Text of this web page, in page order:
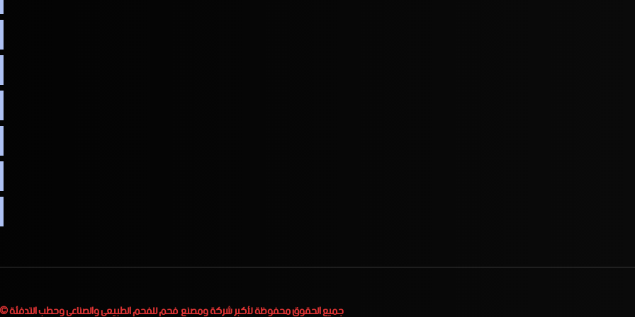
جميع الحقوق محفوظة لأكبرشركة ومصنع فحم للفحم الطبيعي والصناعي وحطب التدفئة© 2023